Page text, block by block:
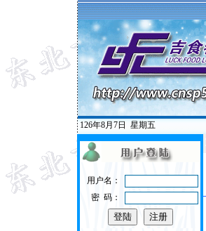
126年8月7日 星期五
用户名：
密 码：